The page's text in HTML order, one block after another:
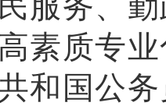
素质专
和国公